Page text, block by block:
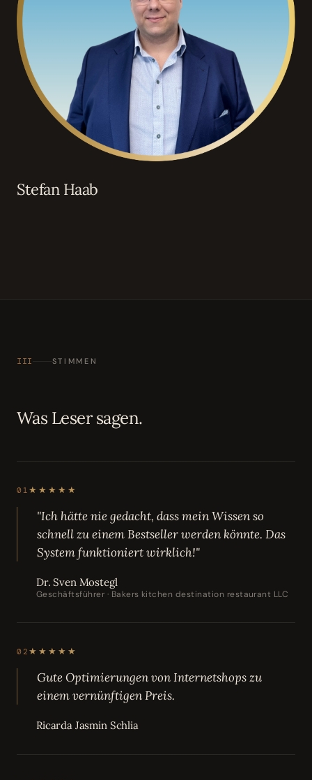
Stefan Haab
III STIMMEN
Was Leser sagen.
01 ★★★★★
"Ich hätte nie gedacht, dass mein Wissen so
schnell zu einem Bestseller werden könnte. Das
System funktioniert wirklich!"
Dr. Sven Mostegl
Geschäftsführer · Bakers kitchen destination restaurant LLC
02 ★★★★★
Gute Optimierungen von Internetshops zu
einem vernünftigen Preis.
Ricarda Jasmin Schlia